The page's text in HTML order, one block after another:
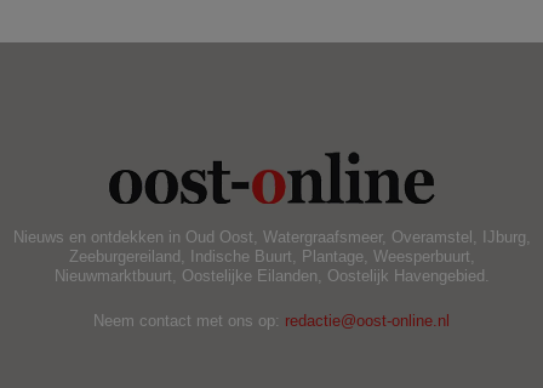
Nieuws en ontdekken in Oud Oost, Watergraafsmeer, Overamstel, IJburg,
Zeeburgereiland, Indische Buurt, Plantage, Weesperbuurt,
Nieuwmarktbuurt, Oostelijke Eilanden, Oostelijk Havengebied.
Neem contact met ons op: redactie@oost-online.nl